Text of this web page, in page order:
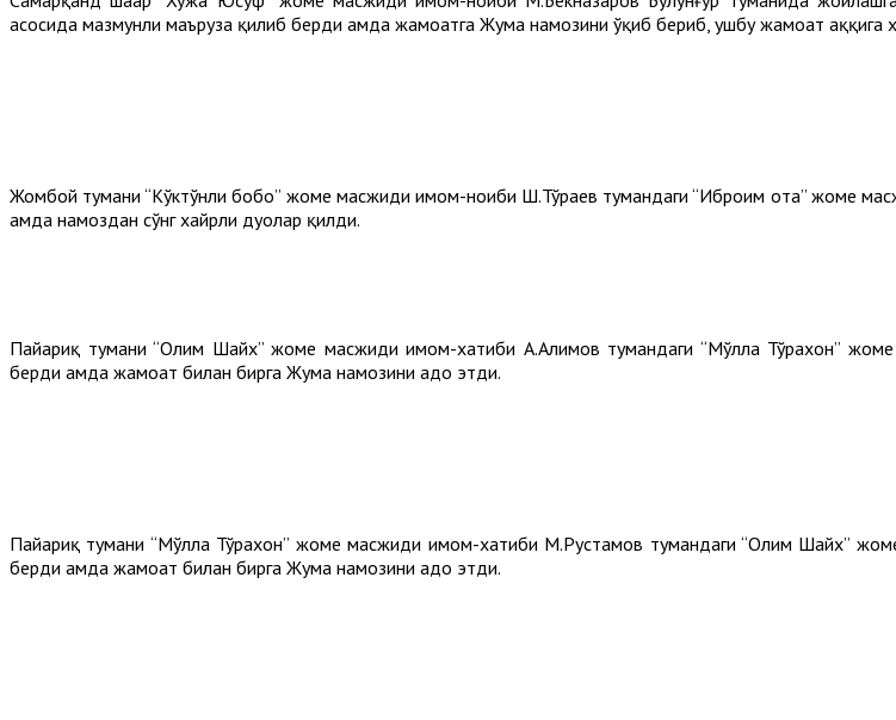
асосида мазмунли маъруза қилиб берди ҳамда жамоатга Жума намозини ўқиб бериб, ушбу жамоат ҳаққига
Жомбой тумани “Кўктўнли бобо” жоме масжиди имом-ноиби Ш.Тўраев тумандаги “Иброҳим ота” жоме
ҳамда намоздан сўнг хайрли дуолар қилди.
Пайариқ тумани “Олим Шайх” жоме масжиди имом-хатиби А.Алимов тумандаги “Мўлла Тўрахон”
берди ҳамда жамоат билан бирга Жума намозини адо этди.
Пайариқ тумани “Мўлла Тўрахон” жоме масжиди имом-хатиби М.Рустамов тумандаги “Олим Шайх”
берди ҳамда жамоат билан бирга Жума намозини адо этди.